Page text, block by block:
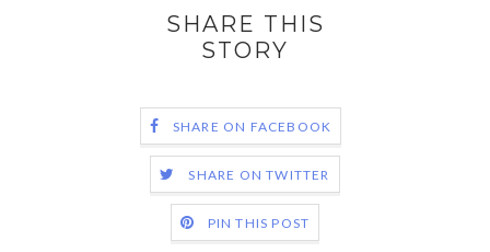
SHARE THIS
STORY
SHARE ON FACEBOOK
SHARE ON TWITTER
PIN THIS POST